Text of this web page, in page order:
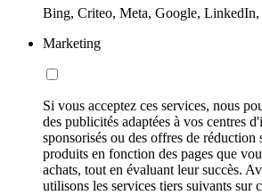
Bing, Criteo, Meta, Google,
Marketing
Si vous acceptez ces services, nous
des publicités adaptées à vos centres
sponsorisés ou des offres de réduction
produits en fonction des pages que
achats, tout en évaluant leur succès.
utilisons les services tiers suivants sur